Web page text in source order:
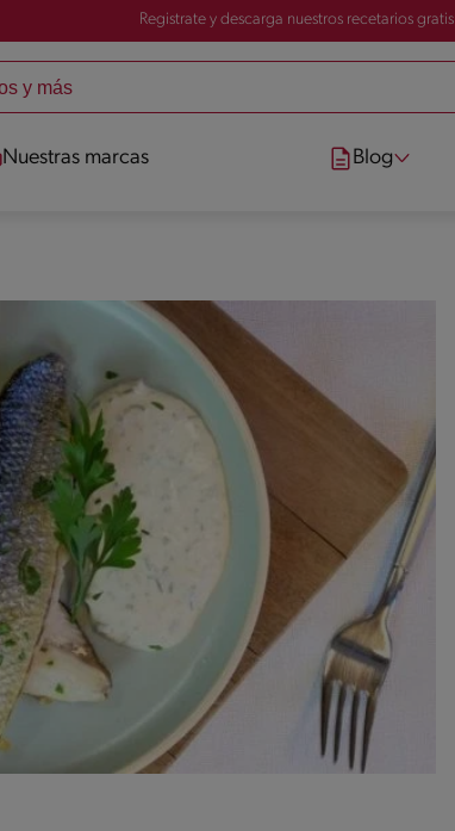
Registrate y descarga nuestros recetarios gratis
Nuestras marcas Blog